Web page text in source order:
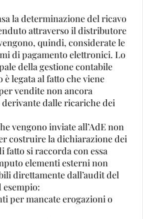
la determinazione del ricavo
attraverso il distributore
quindi, considerate le
di pagamento elettronici. Lo
della gestione contabile
è legata al fatto che viene
vendite non ancora
derivante dalle ricariche dei
vengono inviate all’AdE non
costruire la dichiarazione dei
fatto si raccorda con essa
elementi esterni non
direttamente dall’audit del
esempio:
per mancate erogazioni o